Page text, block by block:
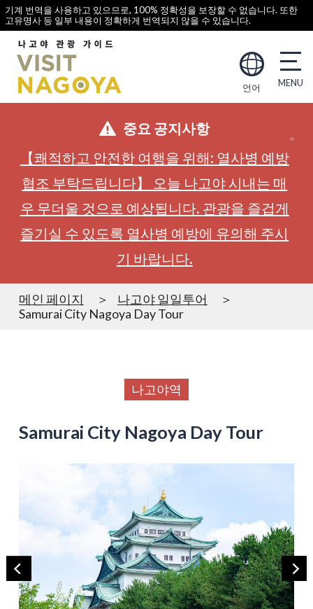
기계 번역을 사용하고 있으므로, 100% 정확성을 보장할 수 없습니다. 또한
고유명사 등 일부 내용이 정확하게 번역되지 않을 수 있습니다.
언어
중요 공지사항
【쾌적하고 안전한 여행을 위해: 열사병 예방
협조 부탁드립니다】 오늘 나고야 시내는 매
우 무더울 것으로 예상됩니다. 관광을 즐겁게
즐기실 수 있도록 열사병 예방에 유의해 주시
기 바랍니다.
메인 페이지
나고야 일일투어
Samurai City Nagoya Day Tour
나고야역
Samurai City Nagoya Day Tour